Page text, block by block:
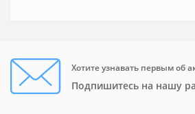
Хотите узнавать первым об
Подпишитесь на нашу